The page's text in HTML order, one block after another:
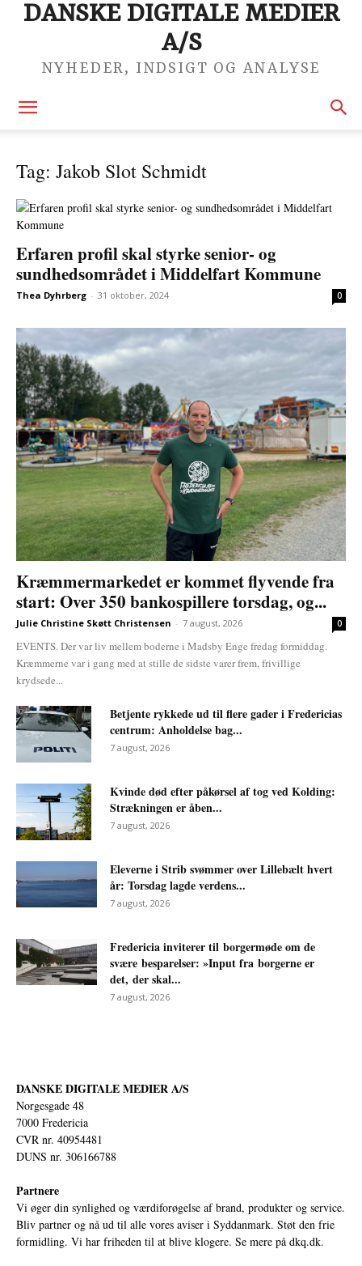
DANSKE DIGITALE MEDIER
A/S
NYHEDER, INDSIGT OG ANALYSE
Tag: Jakob Slot Schmidt
Erfaren profil skal styrke senior- og
sundhedsområdet i Middelfart Kommune
Thea Dyhrberg - 31 oktober, 2024 0
Kræmmermarkedet er kommet flyvende fra
start: Over 350 bankospillere torsdag, og...
Julie Christine Skøtt Christensen - 7 august, 2026 0
EVENTS. Der var liv mellem boderne i Madsby Enge fredag formiddag.
Kræmmerne var i gang med at stille de sidste varer frem, frivillige
krydsede...
Betjente rykkede ud til flere gader i Fredericias
centrum: Anholdelse bag...
7 august, 2026
Kvinde død efter påkørsel af tog ved Kolding:
Strækningen er åben...
7 august, 2026
Eleverne i Strib svømmer over Lillebælt hvert
år: Torsdag lagde verdens...
7 august, 2026
Fredericia inviterer til borgermøde om de
svære besparelser: »Input fra borgerne er
det, der skal...
7 august, 2026
DANSKE DIGITALE MEDIER A/S
Norgesgade 48
7000 Fredericia
CVR nr. 40954481
DUNS nr. 306166788
Partnere
Vi øger din synlighed og værdiforøgelse af brand, produkter og service.
Bliv partner og nå ud til alle vores aviser i Syddanmark. Støt den frie
formidling. Vi har friheden til at blive klogere. Se mere på dkq.dk.